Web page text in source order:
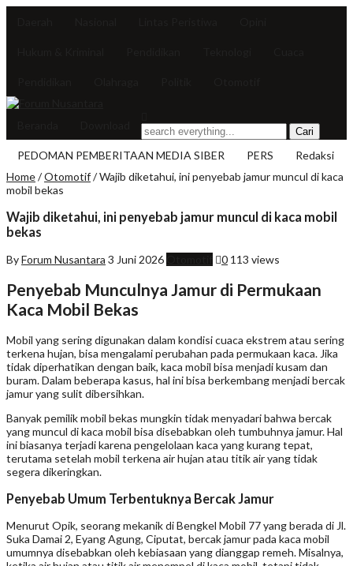
PEDOMAN PEMBERITAAN MEDIA SIBER PERS
Redaksi
Home/Otomotif/Wajib diketahui, ini penyebab jamur muncul di kaca
mobil bekas
Wajib diketahui, ini penyebab jamur muncul di kaca mobil
bekas
ByForum Nusantara 3 Juni 2026 0 113 views
Penyebab Munculnya Jamur di Permukaan
Kaca Mobil Bekas
Mobil yang sering digunakan dalam kondisi cuaca ekstrem atau sering
terkena hujan, bisa mengalami perubahan pada permukaan kaca. Jika
tidak diperhatikan dengan baik, kaca mobil bisa menjadi kusam dan
buram. Dalam beberapa kasus, hal ini bisa berkembang menjadi bercak
jamur yang sulit dibersihkan.
Banyak pemilik mobil bekas mungkin tidak menyadari bahwa bercak
yang muncul di kaca mobil bisa disebabkan oleh tumbuhnya jamur. Hal
ini biasanya terjadi karena pengelolaan kaca yang kurang tepat,
terutama setelah mobil terkena air hujan atau titik air yang tidak
segera dikeringkan.
Penyebab Umum Terbentuknya Bercak Jamur
Menurut Opik, seorang mekanik di Bengkel Mobil 77 yang berada di Jl.
Suka Damai 2, Eyang Agung, Ciputat, bercak jamur pada kaca mobil
umumnya disebabkan oleh kebiasaan yang dianggap remeh. Misalnya,